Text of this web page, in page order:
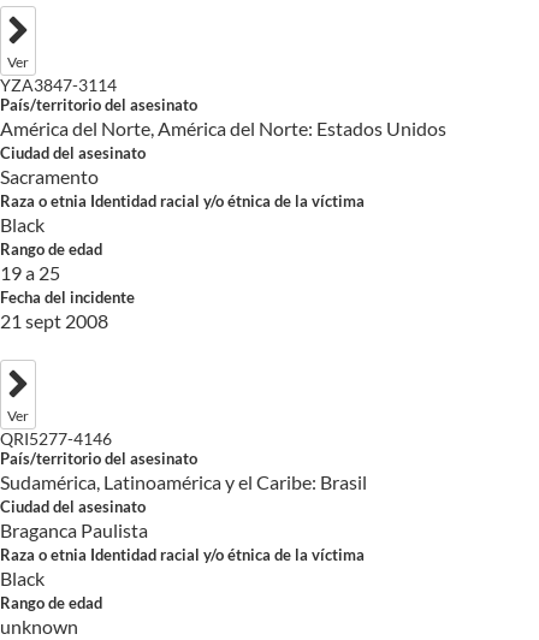
Ver
YZA3847-3114
País/territorio del asesinato
América del Norte, América del Norte: Estados Unidos
Ciudad del asesinato
Sacramento
Raza o etnia Identidad racial y/o étnica de la víctima
Black
Rango de edad
19 a 25
Fecha del incidente
21 sept 2008
Ver
QRI5277-4146
País/territorio del asesinato
Sudamérica, Latinoamérica y el Caribe: Brasil
Ciudad del asesinato
Braganca Paulista
Raza o etnia Identidad racial y/o étnica de la víctima
Black
Rango de edad
unknown